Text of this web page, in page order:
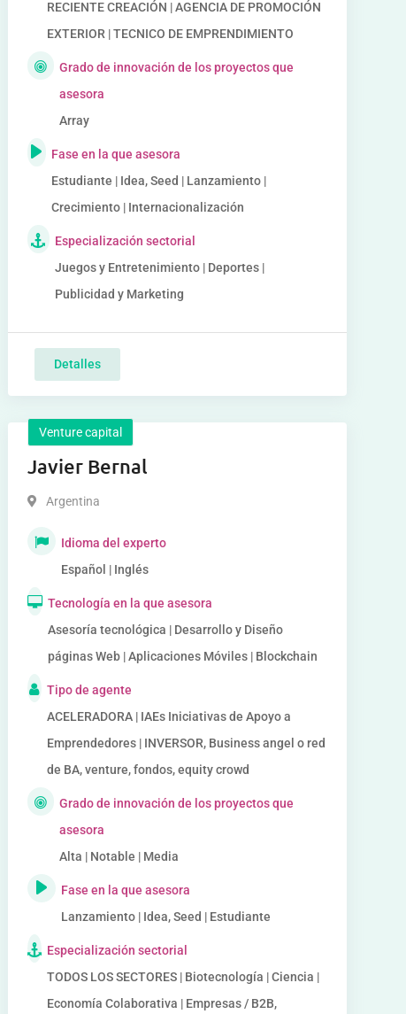
RECIENTE CREACIÓN | AGENCIA DE PROMOCIÓN
EXTERIOR | TECNICO DE EMPRENDIMIENTO
Grado de innovación de los proyectos que
asesora
Array
Fase en la que asesora
Estudiante | Idea, Seed | Lanzamiento |
Crecimiento | Internacionalización
Especialización sectorial
Juegos y Entretenimiento | Deportes |
Publicidad y Marketing
Detalles
Venture capital
Javier Bernal
Argentina
Idioma del experto
Español | Inglés
Tecnología en la que asesora
Asesoría tecnológica | Desarrollo y Diseño
páginas Web | Aplicaciones Móviles | Blockchain
Tipo de agente
ACELERADORA | IAEs Iniciativas de Apoyo a
Emprendedores | INVERSOR, Business angel o red
de BA, venture, fondos, equity crowd
Grado de innovación de los proyectos que
asesora
Alta | Notable | Media
Fase en la que asesora
Lanzamiento | Idea, Seed | Estudiante
Especialización sectorial
TODOS LOS SECTORES | Biotecnología | Ciencia |
Economía Colaborativa | Empresas / B2B,